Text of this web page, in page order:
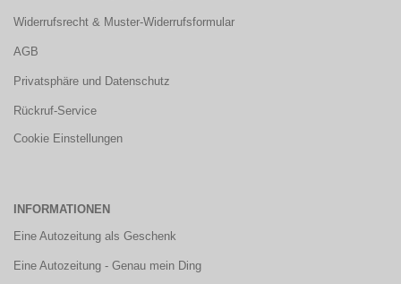
Widerrufsrecht & Muster-Widerrufsformular
AGB
Privatsphäre und Datenschutz
Rückruf-Service
Cookie Einstellungen
INFORMATIONEN
Eine Autozeitung als Geschenk
Eine Autozeitung - Genau mein Ding